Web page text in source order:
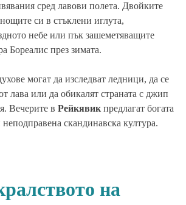
сред лавови полета. Двойките
си в стъклени иглута,
небе или пък зашеметяващите
Бореалис през зимата.
могат да изследват ледници, да се
лава или да обикалят страната с джип
Вечерите в Рейкявик предлагат богата
скандинавска култура.
на